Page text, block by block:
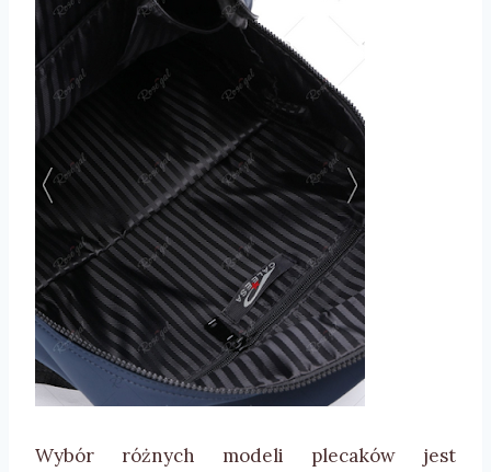
Wybór różnych modeli plecaków jest